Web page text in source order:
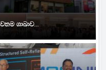
ශාඛාව...